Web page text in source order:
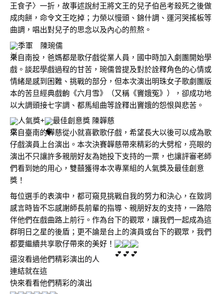
王食子〉一折，故事述說紂王將文王的兒子伯邑考殺死之後做
成肉餅，命令文王吃掉；力榮以慢頭、錦什調、運河哭搖板等
曲調，唱出對兒子的思念以及內心的煎熬。
季軍　陳琬儒
來自南投，爸媽都是歌仔戲從業人員，國中時加入劇團開始學
戲。談起學戲過程的甘苦，琬儒曾提及對於詮釋角色的心情或
情緒是感到困難、挑戰的部分，但本次演出明珠女子歌劇團版
本的苦旦經典戲齣《六月雪》（又稱《竇娥冤》），卻成功地
以大調頭接七字調、都馬組曲等詮釋出竇娥的怨恨與悲苦。
人氣獎+
最佳創意獎 陳韡慈
來自臺南的韡慈從小就喜歡歌仔戲，希望長大以後可以成為歌
仔戲演員上台演出。本次決賽韡慈帶來精彩的大劈棺，亮眼的
演出不只讓許多親朋好友為她投下支持的一票，也讓評審老師
們看到她的用心，雙囍獲得本次專業組的人氣獎及最佳創意
獎！
每位選手的表演中，都可窺見挑戰自我的努力和決心，在致詞
感言時皆不忘感謝師長前輩的指導、親朋好友的支持，一路陪
伴他們在戲曲路上前行。作為台下的觀眾，讓我們一起成為這
群明日之星的後盾；更不論是台上的演員或台下的觀眾，我們
都要繼續共享歌仔帶來的美好！
還沒看過他們精彩演出的人
連結就在這
快來看看他們精彩的演出